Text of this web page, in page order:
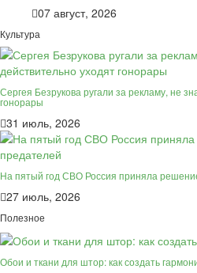
07 август, 2026
Культура
Сергея Безрукова ругали за рекламу, не
гонорары
31 июль, 2026
На пятый год СВО Россия приняла
27 июль, 2026
Полезное
Обои и ткани для штор: как создать